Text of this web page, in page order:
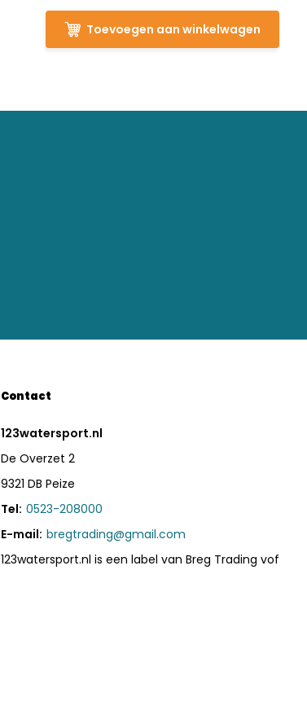
Toevoegen aan winkelwagen
Contact
123watersport.nl
De Overzet 2
9321 DB Peize
Tel: 0523-208000
E-mail: bregtrading@gmail.com
123watersport.nl is een label van Breg Trading vof